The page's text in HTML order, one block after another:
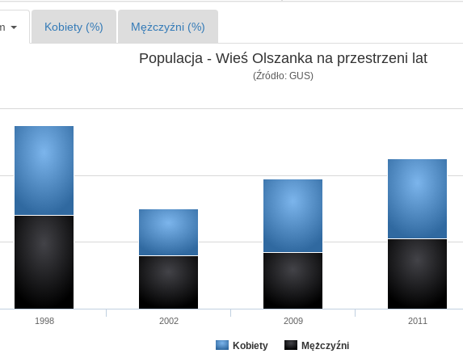
Kobiety (%) Mężczyźni (%)
Populacja - Wieś Olszanka na przestrzeni lat
(Źródło: GUS)
Kobiety Mężczyźni
1998 2002 2009 2011